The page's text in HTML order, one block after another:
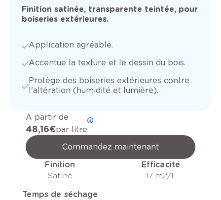
Finition satinée, transparente teintée, pour
boiseries extérieures.
Application agréable.
Accentue la texture et le dessin du bois.
Protège des boiseries extérieures contre
l'altération (humidité et lumière).
A partir de
48,16 €par litre
Commandez maintenant
Finition
Satiné
Efficacité
17 m2/L
Temps de séchage